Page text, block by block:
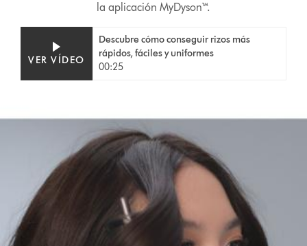
la aplicación MyDyson™.
Transcript
transcripción
deVER VÍDEO
Descubre cómo conseguir rizos más
rápidos, fáciles y uniformes
00:25